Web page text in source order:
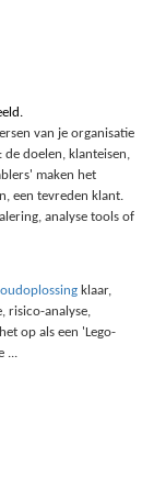
van je organisatie
doelen, klanteisen,
maken het
een tevreden klant.
analyse tools of
klaar,
risico-analyse,
op als een 'Lego-